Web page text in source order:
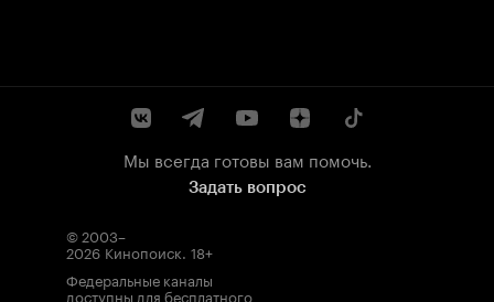
Мы всегда готовы вам помочь.
Задать вопрос
© 2003–
2026 Кинопоиск 18+
Федеральные каналы
доступны для бесплатного